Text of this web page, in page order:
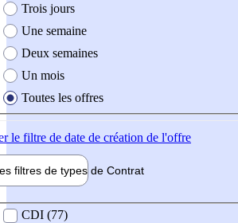
Trois jours
Une semaine
Deux semaines
Un mois
Toutes les offres
le filtre de date de création de l'offre
filtres de types de Contrat
contrat
CDI (77)